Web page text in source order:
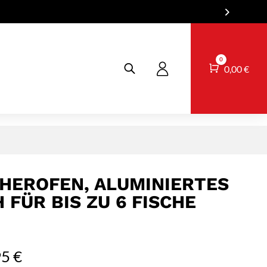
Warenkorb
0
0,00€
ALUMINIERTES
FÜR BIS ZU 6 FISCHE
€